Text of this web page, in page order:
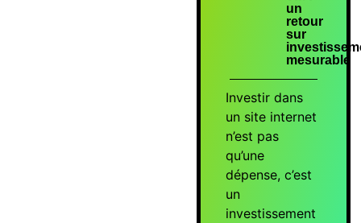
un
retour
sur
mesurable
Investir dans
un site internet
n’est pas
qu’une
dépense, c’est
un
investissement